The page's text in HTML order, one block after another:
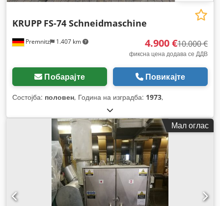
Premnitz 1.407 km
KRUPP FS-74 Schneidmaschine
4.900 €10.000 €
фиксна цена додава се ДДВ
Побарајте Повикајте
Состојба: половен, Година на изградба: 1973,
Мал оглас